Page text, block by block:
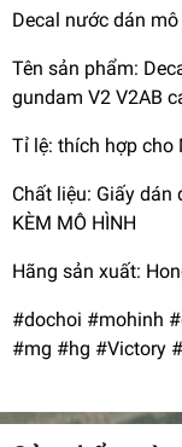
Decal nước dán
Tên sản phẩm:
gundam V2 V2AB
Tỉ lệ: thích hợp cho
Chất liệu: Giấy dán
KÈM MÔ HÌNH
Hãng sản xuất:
#dochoi #mohinh
#mg #hg #Victory